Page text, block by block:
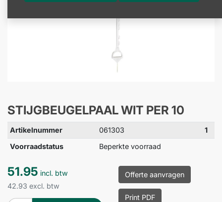
STIJGBEUGELPAAL WIT PER 10
Artikelnummer 061303
1
Voorraadstatus
Beperkte voorraad
51.95 incl. btw
42.93 excl. btw
Offerte aanvragen
Print PDF